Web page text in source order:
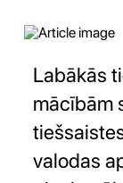
Labākās
mācībām
valodas